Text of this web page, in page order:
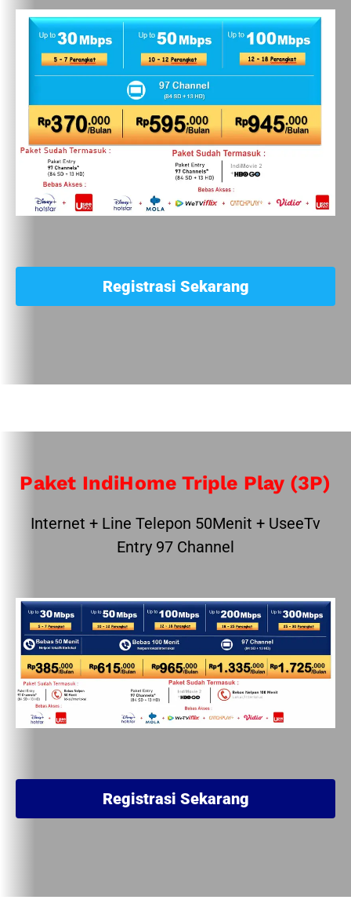
Registrasi Sekarang
Paket IndiHome Triple Play (3P)
Internet + Line Telepon 50Menit + UseeTv
Entry 97 Channel
Registrasi Sekarang